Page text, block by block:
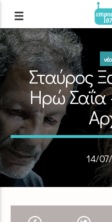
Σταύρος
Ηρώ Σαΐα
14/